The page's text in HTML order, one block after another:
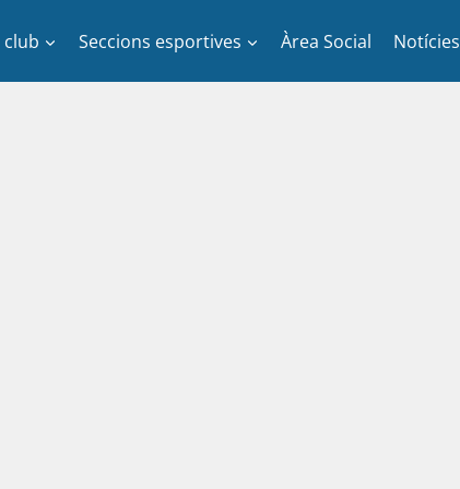
club Seccions esportives Àrea Social Notícies